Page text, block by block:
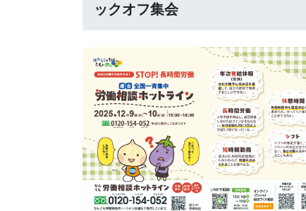
ックオフ集会